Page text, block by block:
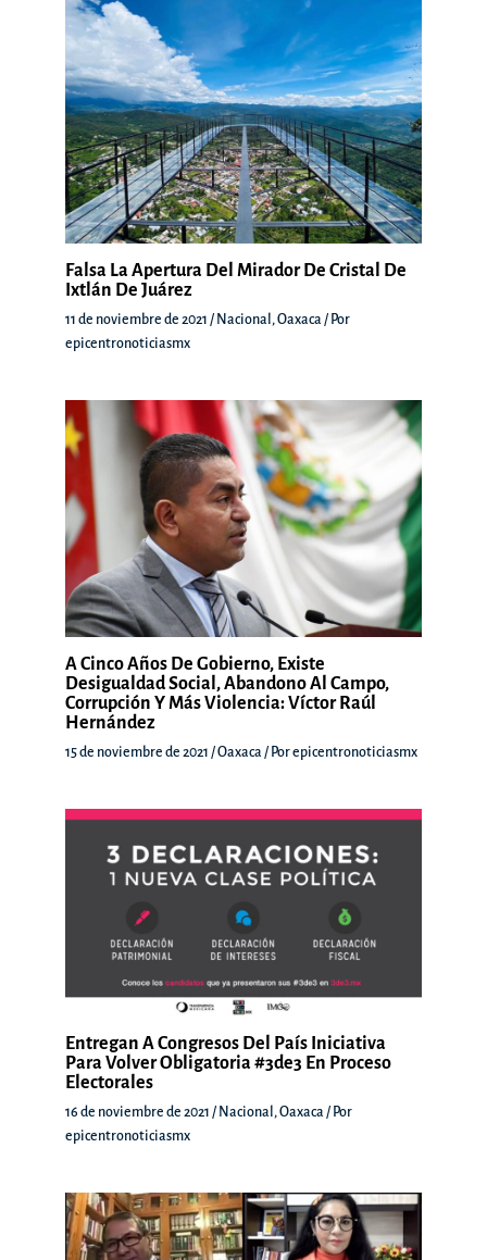
Falsa La Apertura Del Mirador De Cristal De
Ixtlán De Juárez
11 de noviembre de 2021 / Nacional ,Oaxaca / Por
epicentronoticiasmx
A Cinco Años De Gobierno, Existe
Desigualdad Social, Abandono Al Campo,
Corrupción Y Más Violencia: Víctor Raúl
Hernández
15 de noviembre de 2021 /Oaxaca / Porepicentronoticiasmx
Entregan A Congresos Del País Iniciativa
Para Volver Obligatoria #3de3 En Proceso
Electorales
16 de noviembre de 2021 / Nacional ,Oaxaca / Por
epicentronoticiasmx